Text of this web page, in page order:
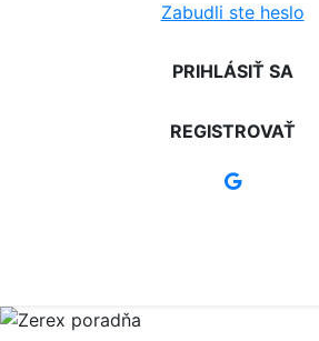
Zabudli ste heslo
PRIHLÁSIŤ SA
REGISTROVAŤ